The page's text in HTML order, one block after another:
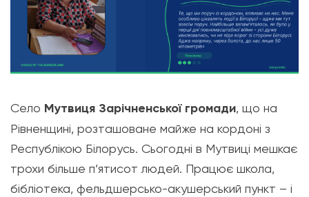
Село Мутвиця Зарічненської громади, що на
Рівненщині, розташоване майже на кордоні з
Республікою Білорусь. Сьогодні в Мутвиці мешкає
трохи більше п’ятисот людей. Працює школа,
бібліотека, фельдшерсько-акушерський пункт – і